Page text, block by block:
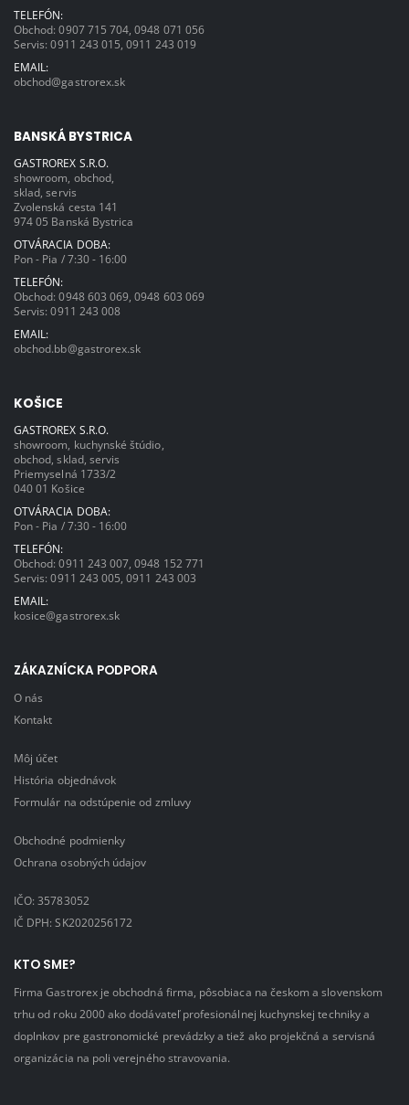
TELEFÓN:
Obchod:0907 715 704 ,0948 071 056
Servis:0911 243 015 ,0911 243 019
EMAIL:
obchod@gastrorex.sk
BANSKÁ BYSTRICA
GASTROREX S.R.O.
showroom, obchod,
sklad, servis
Zvolenská cesta 141
974 05 Banská Bystrica
OTVÁRACIA DOBA:
Pon - Pia / 7:30 - 16:00
TELEFÓN:
Obchod:0948 603 069 ,0948 603 069
Servis:0911 243 008
EMAIL:
obchod.bb@gastrorex.sk
KOŠICE
GASTROREX S.R.O.
showroom, kuchynské štúdio,
obchod, sklad, servis
Priemyselná 1733/2
040 01 Košice
OTVÁRACIA DOBA:
Pon - Pia / 7:30 - 16:00
TELEFÓN:
Obchod:0911 243 007 ,0948 152 771
Servis:0911 243 005 ,0911 243 003
EMAIL:
kosice@gastrorex.sk
ZÁKAZNÍCKA PODPORA
O nás
Kontakt
Môj účet
História objednávok
Formulár na odstúpenie od zmluvy
Obchodné podmienky
Ochrana osobných údajov
IČO: 35783052
IČ DPH: SK2020256172
KTO SME?
Firma Gastrorex je obchodná firma, pôsobiaca na českom a slovenskom
trhu od roku 2000 ako dodávateľ profesionálnej kuchynskej techniky a
doplnkov pre gastronomické prevádzky a tiež ako projekčná a servisná
organizácia na poli verejného stravovania.